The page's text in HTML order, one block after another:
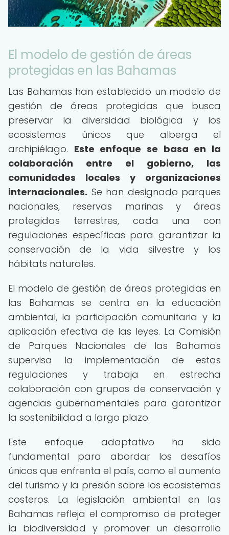
El modelo de gestión de áreas
protegidas en las Bahamas
Las Bahamas han establecido un modelo de
gestión de áreas protegidas que busca
preservar la diversidad biológica y los
ecosistemas únicos que alberga el
archipiélago. Este enfoque se basa en la
colaboración entre el gobierno, las
comunidades locales y organizaciones
internacionales. Se han designado parques
nacionales, reservas marinas y áreas
protegidas terrestres, cada una con
regulaciones específicas para garantizar la
conservación de la vida silvestre y los
hábitats naturales.
El modelo de gestión de áreas protegidas en
las Bahamas se centra en la educación
ambiental, la participación comunitaria y la
aplicación efectiva de las leyes. La Comisión
de Parques Nacionales de las Bahamas
supervisa la implementación de estas
regulaciones y trabaja en estrecha
colaboración con grupos de conservación y
agencias gubernamentales para garantizar
la sostenibilidad a largo plazo.
Este enfoque adaptativo ha sido
fundamental para abordar los desafíos
únicos que enfrenta el país, como el aumento
del turismo y la presión sobre los ecosistemas
costeros. La legislación ambiental en las
Bahamas refleja el compromiso de proteger
la biodiversidad y promover un desarrollo